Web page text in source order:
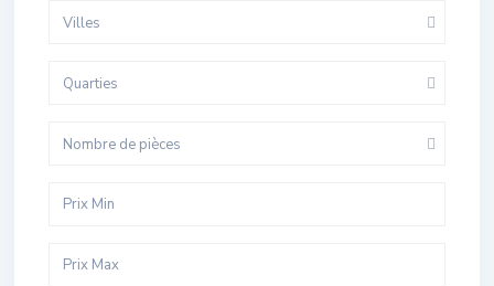
Villes
Quarties
Nombre de pièces